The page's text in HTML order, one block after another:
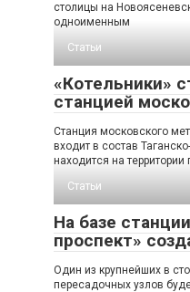
столицы на
одноименным
Статьи
«Котельники»
станцией
Станция московского
входит в состав
находится на территории
Статьи
На базе
проспект»
Один из крупнейших в
пересадочных узлов